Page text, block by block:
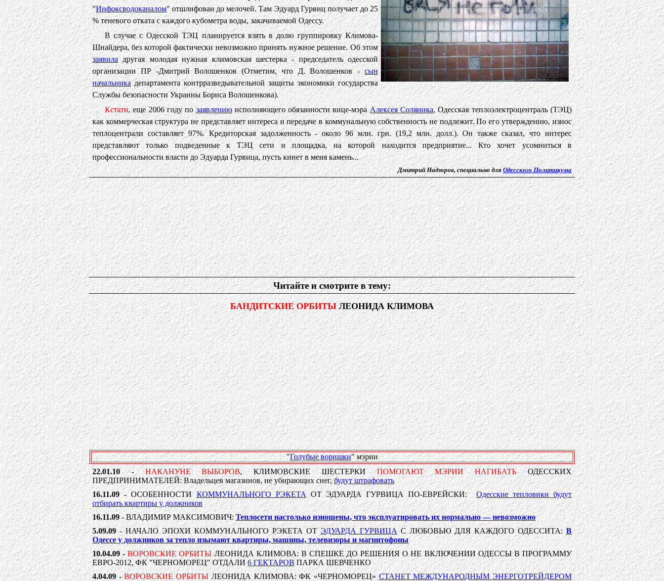
"Инфоксводоканалом" отшлифован до мелочей. Там Эдуард Гурвиц получает до 25
% теневого отката с каждого кубометра воды, закачиваемой Одессу.
В случае с Одесской ТЭЦ планируется взять в долю группировку Климова-
Шнайдера, без которой фактически невозможно принять нужное решение. Об этом
заявиладругая молодая нужная климовская шестерка - председатель одесской
организации ПР -Дмитрий Волошенков (Отметим, что Д. Волошенков -сын
начальникадепартамента контрразведывательной защиты экономики государства
Службы безопасности Украины Бориса Волошенкова).
Кстати, еще 2006 году позаявлениюисполняющего обязанности вице-мэраАлексея Соляника, Одесская теплоэлектроцентраль (ТЭЦ)
как коммерческая структура не представляет интереса и передаче в коммунальную собственность не подлежит. По его утверждению, износ
теплоцентрали составляет 97%. Кредиторская задолженность - около 96 млн. грн. (19,2 млн. долл.). Он также сказал, что интерес
представляют только подведенные к ТЭЦ сети и площадка, на которой находится предприятие... Кто хочет усомниться в
профессиональности власти до Эдуарда Гурвица, пусть кинет в меня камень...
Дмитрий Надзоров, специально дляОдесского Политикума
Читайте и смотрите в тему:
БАНДИТСКИЕ ОРБИТЫЛЕОНИДА КЛИМОВА
"Голубые воришки" мэрии
22.01.10 -
НАКАНУНЕ ВЫБОРОВ, КЛИМОВСКИЕ ШЕСТЕРКИПОМОГАЮТ МЭРИИ НАГИБАТЬОДЕССКИХ
ПРЕДПРИНИМАТЕЛЕЙ: Владельцев магазинов, не убирающих снег,будут штрафовать
16.11.09 -ОСОБЕННОСТИКОММУНАЛЬНОГО РЭКЕТАОТ ЭДУАРДА ГУРВИЦА ПО-ЕВРЕЙСКИ:Одесские тепловики будут
отбирать квартиры у должников
16.11.09 -ВЛАДИМИР МАКСИМОВИЧ:Теплосети настолько изношены, что эксплуатировать их нормально — невозможно
5.09.09- НАЧАЛО ЭПОХИ КОММУНАЛЬНОГО РЭКЕТА ОТЭДУАРДА ГУРВИЦАС ЛЮБОВЬЮ ДЛЯ КАЖДОГО ОДЕССИТА:В
Одессе у должников за тепло изымают квартиры, машины, телевизоры и магнитофоны
10.04.09 - ВОРОВСКИЕ ОРБИТЫЛЕОНИДА КЛИМОВА: В СПЕШКЕ ДО РЕШЕНИЯ О НЕ ВКЛЮЧЕНИИ ОДЕССЫ В ПРОГРАММУ
ЕВРО-2012, ФК "ЧЕРНОМОРЕЦ" ОТДАЛИ6 ГЕКТАРОВПАРКА ШЕВЧЕНКО
4.04.09 - ВОРОВСКИЕ ОРБИТЫЛЕОНИДА КЛИМОВА: ФК «ЧЕРНОМОРЕЦ»СТАНЕТ МЕЖДУНАРОДНЫМ ЭНЕРГОТРЕЙДЕРОМ